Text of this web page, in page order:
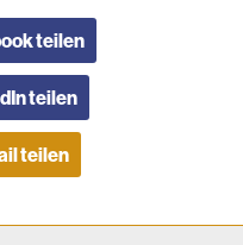
teilen
teilen
teilen